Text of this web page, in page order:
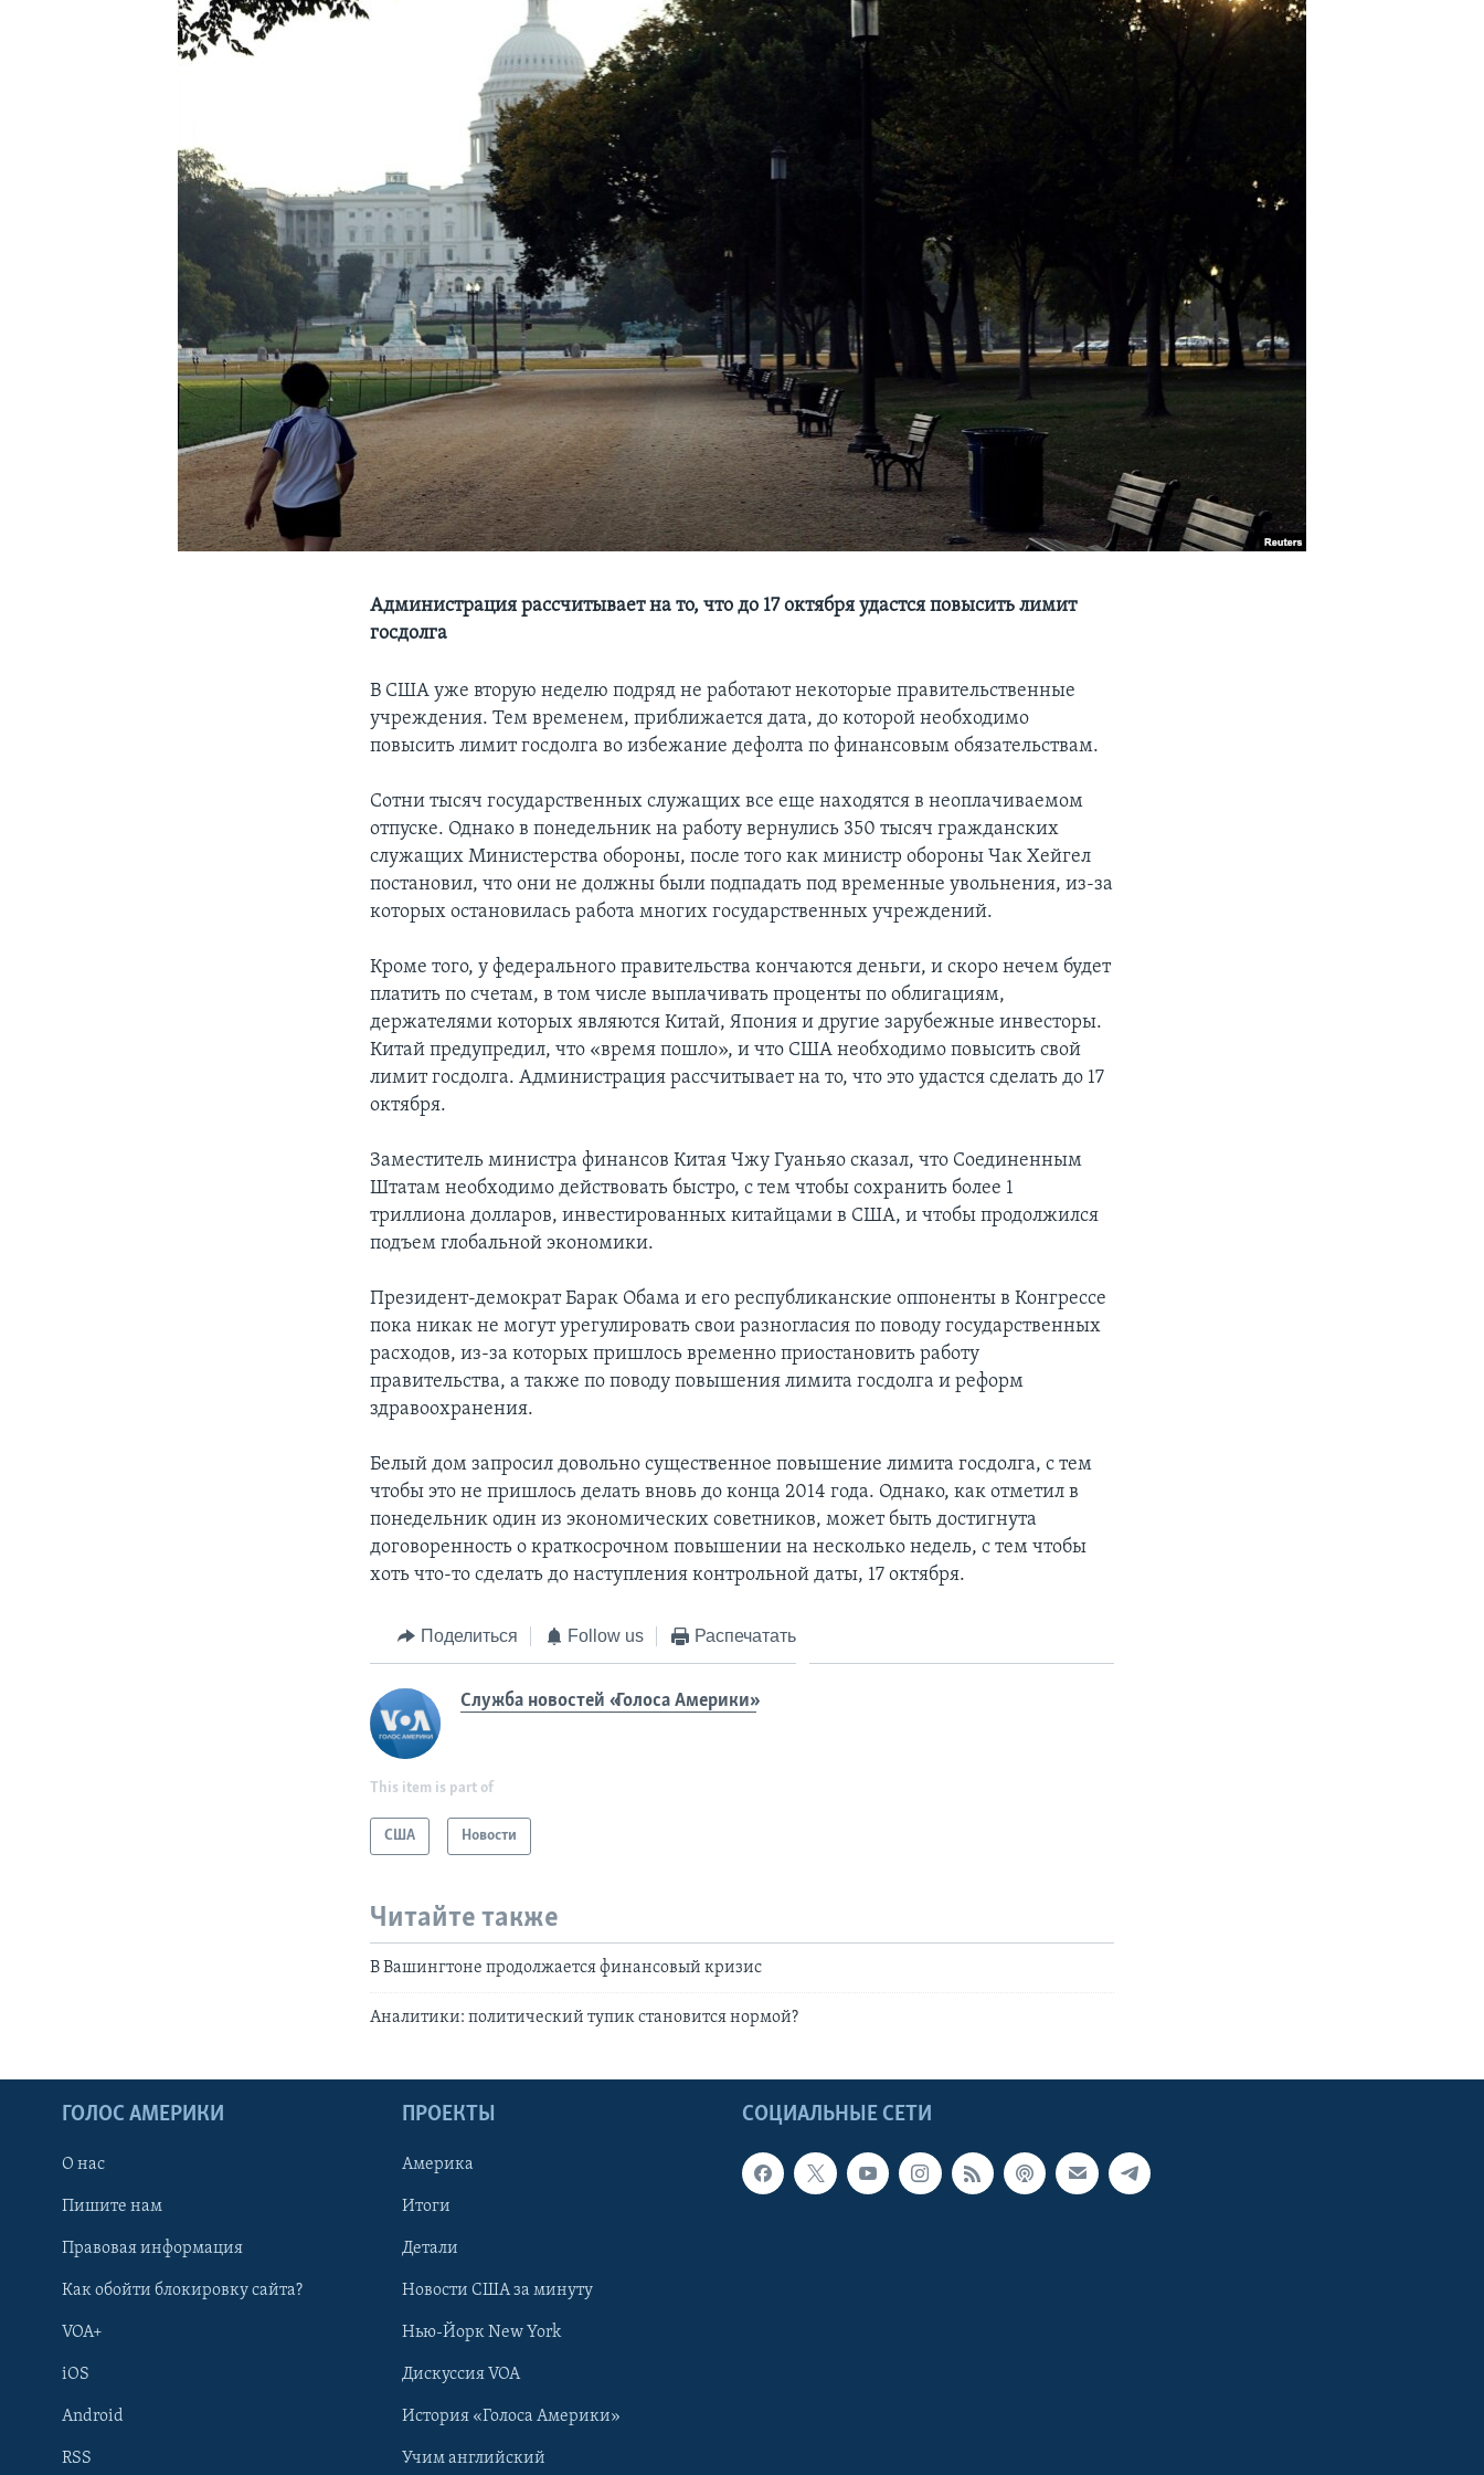
Администрация рассчитывает на то, что до 17 октября удастся повысить лимит
госдолга
В США уже вторую неделю подряд не работают некоторые правительственные
учреждения. Тем временем, приближается дата, до которой необходимо
повысить лимит госдолга во избежание дефолта по финансовым обязательствам.
Сотни тысяч государственных служащих все еще находятся в неоплачиваемом
отпуске. Однако в понедельник на работу вернулись 350 тысяч гражданских
служащих Министерства обороны, после того как министр обороны Чак Хейгел
постановил, что они не должны были подпадать под временные увольнения, из-за
которых остановилась работа многих государственных учреждений.
Кроме того, у федерального правительства кончаются деньги, и скоро нечем будет
платить по счетам, в том числе выплачивать проценты по облигациям,
держателями которых являются Китай, Япония и другие зарубежные инвесторы.
Китай предупредил, что «время пошло», и что США необходимо повысить свой
лимит госдолга. Администрация рассчитывает на то, что это удастся сделать до 17
октября.
Заместитель министра финансов Китая Чжу Гуаньяо сказал, что Соединенным
Штатам необходимо действовать быстро, с тем чтобы сохранить более 1
триллиона долларов, инвестированных китайцами в США, и чтобы продолжился
подъем глобальной экономики.
Президент-демократ Барак Обама и его республиканские оппоненты в Конгрессе
пока никак не могут урегулировать свои разногласия по поводу государственных
расходов, из-за которых пришлось временно приостановить работу
правительства, а также по поводу повышения лимита госдолга и реформ
здравоохранения.
Белый дом запросил довольно существенное повышение лимита госдолга, с тем
чтобы это не пришлось делать вновь до конца 2014 года. Однако, как отметил в
понедельник один из экономических советников, может быть достигнута
договоренность о краткосрочном повышении на несколько недель, с тем чтобы
хоть что-то сделать до наступления контрольной даты, 17 октября.
Поделиться Follow us Распечатать
Служба новостей «Голоса Америки»
This item is part of
США Новости
Читайте также
В Вашингтоне продолжается финансовый кризис
Аналитики: политический тупик становится нормой?
СОЦИАЛЬНЫЕ СЕТИ
ГОЛОС АМЕРИКИ
О нас
Пишите нам
Правовая информация
Как обойти блокировку сайта?
VOA+
iOS
Android
RSS
ПРОЕКТЫ
Америка
Итоги
Детали
Новости США за минуту
Нью-Йорк New York
Дискуссия VOA
История «Голоса Америки»
Учим английский